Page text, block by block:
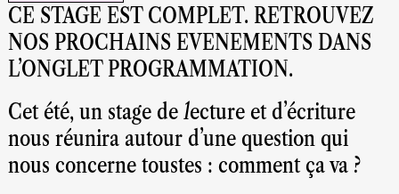
CE STAGE EST COMPLET. RETROUVEZ
NOS PROCHAINS EVENEMENTS DANS
L'ONGLET PROGRAMMATION.
Cet été, un stage de lecture et d'écriture
nous réunira autour d'une question qui
nous concerne toustes : comment ça va ?